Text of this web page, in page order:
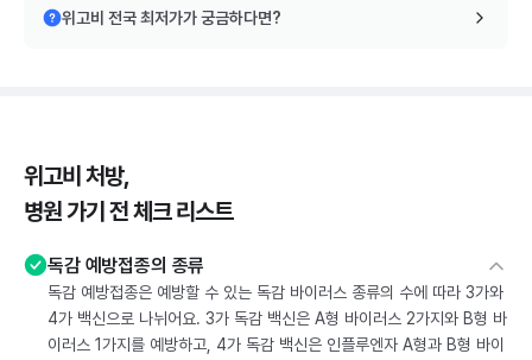
위고비 전국 최저가가 궁금하다면?
위고비 처방,
병원 가기 전 체크 리스트
독감 예방접종의 종류
독감 예방접종은 예방할 수 있는 독감 바이러스 종류의 수에 따라 3가와
4가 백신으로 나뉘어요. 3가 독감 백신은 A형 바이러스 2가지와 B형 바
이러스 1가지를 예방하고, 4가 독감 백신은 인플루엔자 A형과 B형 바이